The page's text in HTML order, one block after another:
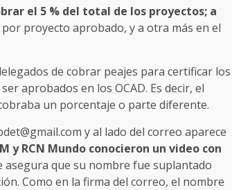
el 5 % del total de los proyectos; a
por proyecto aprobado, y a otra más en el
de cobrar peajes para certificar los
aprobados en los OCAD. Es decir, el
un porcentaje o parte diferente.
y al lado del correo aparece
y RCN Mundo conocieron un video con
asegura que su nombre fue suplantado
Como en la firma del correo, el nombre